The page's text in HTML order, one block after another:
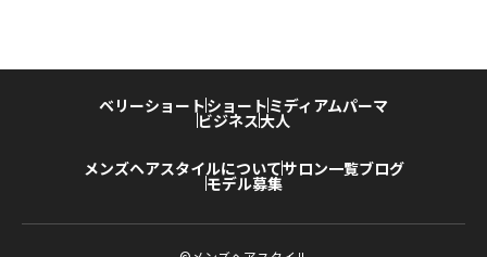
ベリーショートショート ミディアムパーマ
ビジネス大人
メンズヘアスタイルについてサロン一覧ブログ
モデル募集